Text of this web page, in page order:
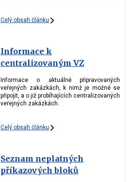
Celý obsah článku
Informace k
centralizovaným VZ
Informace o aktuálně připravovaných
veřejných zakázkách, k nimž je možné se
připojit, a o již probíhajících centralizovaných
veřejných zakázkách.
Celý obsah článku
Seznam neplatných
příkazových bloků